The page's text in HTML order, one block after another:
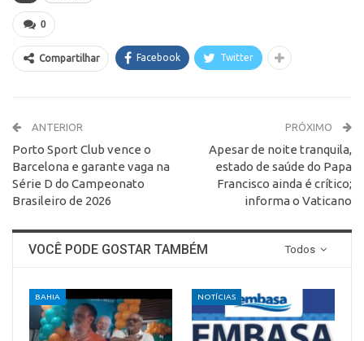
0
Compartilhar Facebook Twitter
ANTERIOR
Porto Sport Club vence o
Barcelona e garante vaga na
Série D do Campeonato
Brasileiro de 2026
PRÓXIMO
Apesar de noite tranquila,
estado de saúde do Papa
Francisco ainda é crítico;
informa o Vaticano
Todos
VOCÊ PODE GOSTAR TAMBÉM
BAHIA NOTÍCIAS